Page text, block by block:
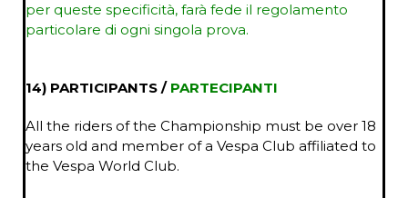
per queste specificità, farà fede il regolamento
particolare di ogni singola prova.
14) PARTICIPANTS / PARTECIPANTI
All the riders of the Championship must be over 18
years old and member of a Vespa Club affiliated to
the Vespa World Club.